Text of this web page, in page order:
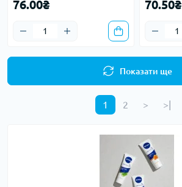
76.00₴ 70.50₴
Показати ще
1 2 > >|